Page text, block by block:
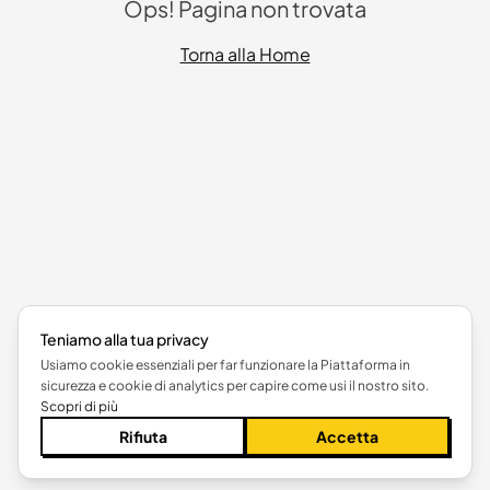
Ops! Pagina non trovata
Torna alla Home
Teniamo alla tua privacy
Usiamo cookie essenziali per far funzionare la Piattaforma in
sicurezza e cookie di analytics per capire come usi il nostro sito.
Scopri di più
Rifiuta Accetta